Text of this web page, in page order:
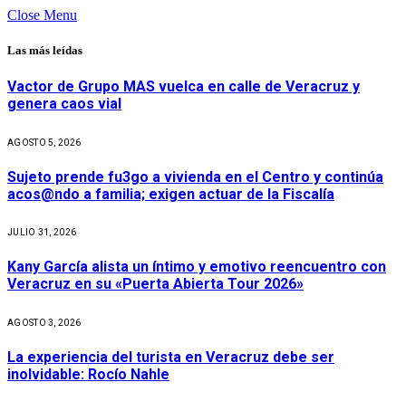
Close Menu
Las más leídas
Vactor de Grupo MAS vuelca en calle de Veracruz y
genera caos vial
AGOSTO 5, 2026
Sujeto prende fu3go a vivienda en el Centro y continúa
acos@ndo a familia; exigen actuar de la Fiscalía
JULIO 31, 2026
Kany García alista un íntimo y emotivo reencuentro con
Veracruz en su «Puerta Abierta Tour 2026»
AGOSTO 3, 2026
La experiencia del turista en Veracruz debe ser
inolvidable: Rocío Nahle